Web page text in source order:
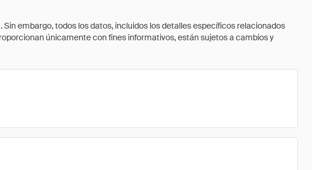
embargo, todos los datos, incluidos los detalles específicos relacionados
únicamente con fines informativos, están sujetos a cambios y